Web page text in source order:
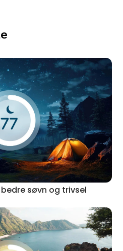
søvn og trivsel